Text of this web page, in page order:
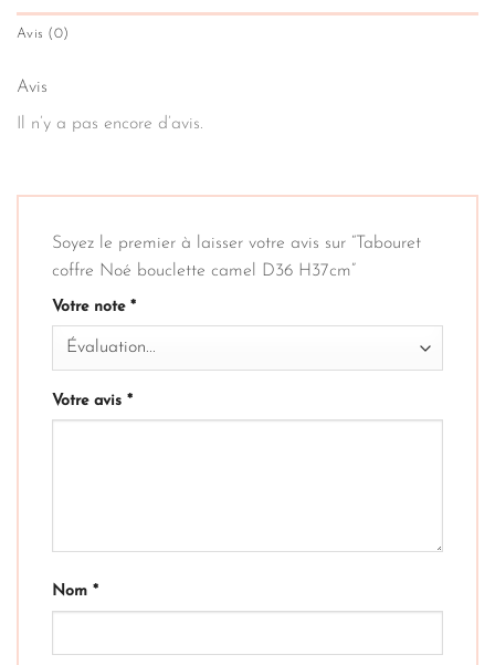
Avis (0)
Avis
Il n’y a pas encore d’avis.
Soyez le premier à laisser votre avis sur “Tabouret
coffre Noé bouclette camel D36 H37cm”
Votre note *
Votre avis *
Nom *